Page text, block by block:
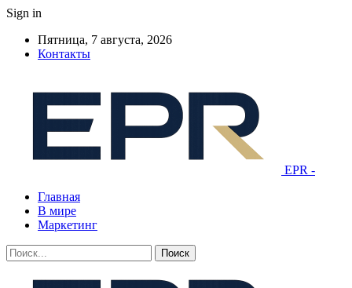
Sign in
Пятница, 7 августа, 2026
Контакты
EPR -
Главная
В мире
Маркетинг